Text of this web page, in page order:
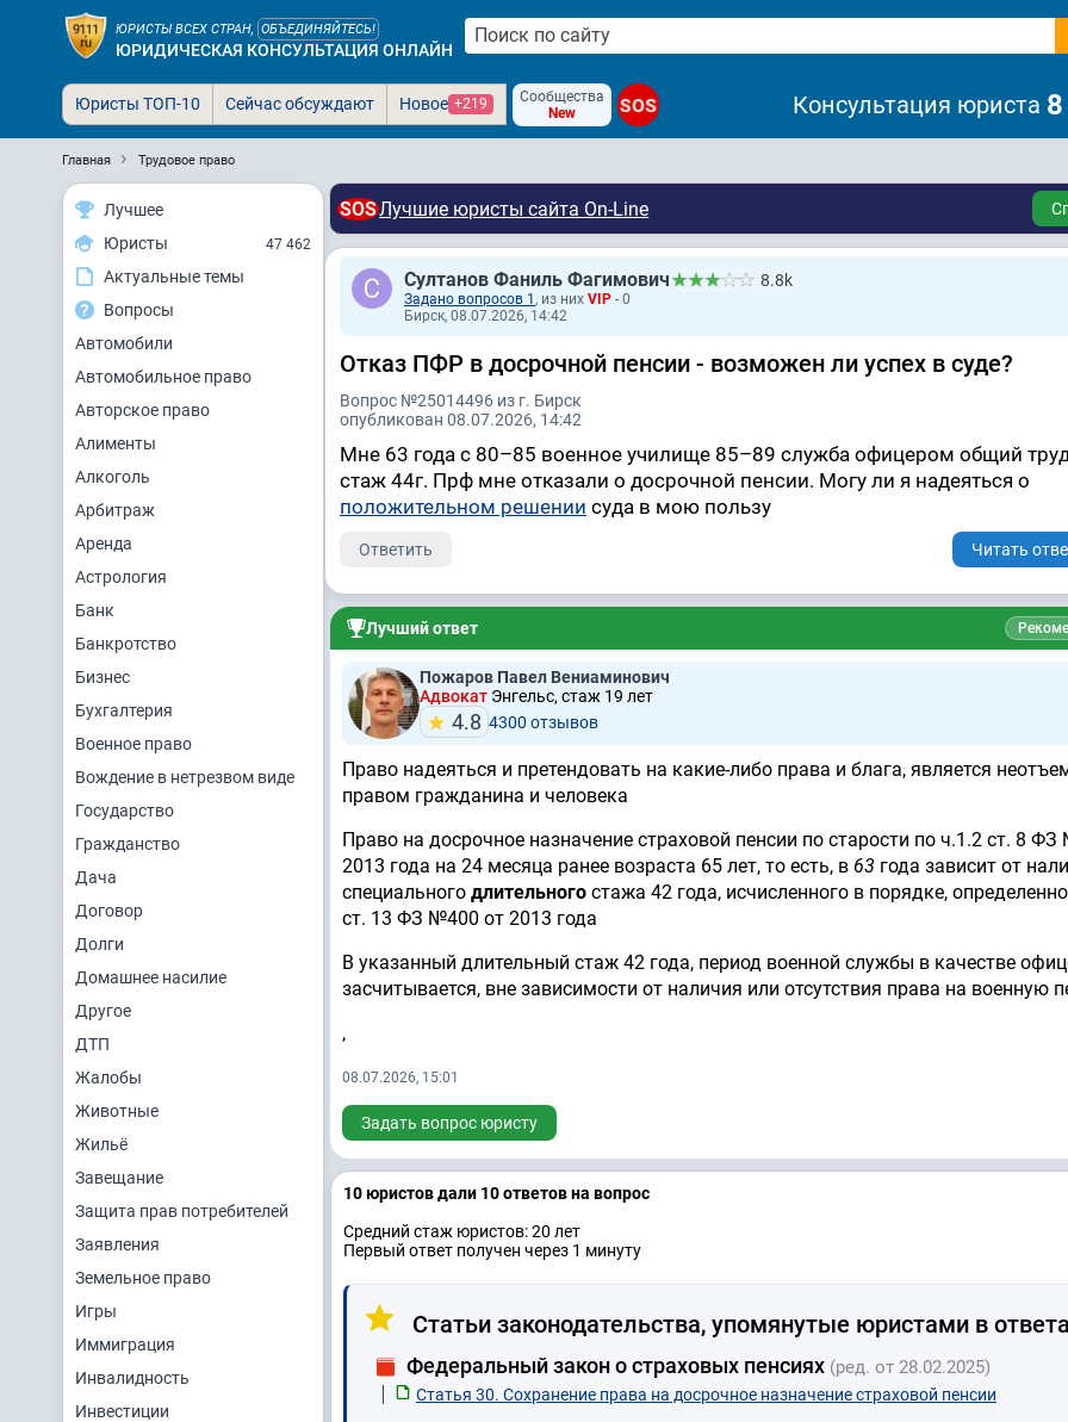
ЮРИСТЫ ВСЕХ СТРАН, ОБЪЕДИНЯЙТЕСЬ!
ЮРИДИЧЕСКАЯ КОНСУЛЬТАЦИЯ ОНЛАЙН
Юристы ТОП-10 Сейчас обсуждают Новое +219
Сообщества
New
SOS Консультация юриста
Главная Трудовое право
Лучшее
Юристы
47 462
Актуальные темы
Вопросы
Автомобили
Автомобильное право
Авторское право
Алименты
Алкоголь
Арбитраж
Аренда
Астрология
Банк
Банкротство
Бизнес
Бухгалтерия
Военное право
Вождение в нетрезвом виде
Государство
Гражданство
Дача
Договор
Долги
Домашнее насилие
Другое
ДТП
Жалобы
Животные
Жильё
Завещание
Защита прав потребителей
Заявления
Земельное право
Игры
Иммиграция
Инвалидность
Инвестиции
SOSЛучшие юристы сайта On-Line
Султанов Фаниль Фагимович 8.8k
Задано вопросов 1 , из них VIP - 0
Бирск, 08.07.2026, 14:42
Отказ ПФР в досрочной пенсии - возможен ли успех в суде?
Вопрос №25014496 из г. Бирск
опубликован 08.07.2026, 14:42
Мне 63 года с 80–85 военное училище 85–89 служба офицером общий
стаж 44г. Прф мне отказали о досрочной пенсии. Могу ли я надеяться о
положительном решении суда в мою пользу
Ответить Читать
Лучший ответ
Пожаров Павел Вениаминович
Адвокат Энгельс, стаж 19 лет
4.8 4300 отзывов
Право надеяться и претендовать на какие-либо права и блага, является
правом гражданина и человека
Право на досрочное назначение страховой пенсии по старости по ч.1.2 ст. 8
2013 года на 24 месяца ранее возраста 65 лет, то есть, в 63 года зависит от
специального длительного стажа 42 года, исчисленного в порядке,
ст. 13 ФЗ №400 от 2013 года
В указанный длительный стаж 42 года, период военной службы в качестве
засчитывается, вне зависимости от наличия или отсутствия права на военную
,
08.07.2026, 15:01
Задать вопрос юристу
10 юристов дали 10 ответов на вопрос
Средний стаж юристов: 20 лет
Первый ответ получен через 1 минуту
Статьи законодательства, упомянутые юристами в
Федеральный закон о страховых пенсиях (ред. от 28.02.2025)
Статья 30. Сохранение права на досрочное назначение страховой пенсии